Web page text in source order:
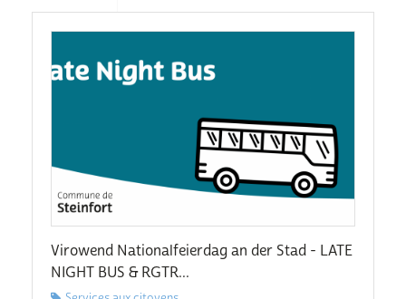
Virowend Nationalfeierdag an der Stad - LATE
NIGHT BUS & RGTR...